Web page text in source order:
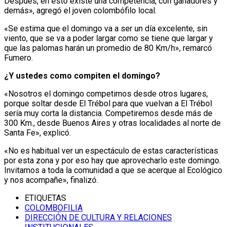
demás», agregó el joven colombófilo local.
«Se estima que el domingo va a ser un día excelente, sin
viento, que se va a poder largar como se tiene que largar y
que las palomas harán un promedio de 80 Km/h», remarcó
Fumero.
¿Y ustedes como compiten el domingo?
«Nosotros el domingo competimos desde otros lugares,
porque soltar desde El Trébol para que vuelvan a El Trébol
sería muy corta la distancia. Competiremos desde más de
300 Km., desde Buenos Aires y otras localidades al norte de
Santa Fe», explicó.
«No es habitual ver un espectáculo de estas características
por esta zona y por eso hay que aprovecharlo este domingo.
Invitamos a toda la comunidad a que se acerque al Ecológico
y nos acompañe», finalizó.
ETIQUETAS
COLOMBOFILIA
DIRECCIÓN DE CULTURA Y RELACIONES